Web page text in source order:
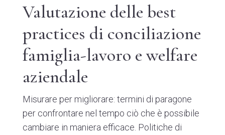
Valutazione delle best
practices di conciliazione
famiglia-lavoro e welfare
aziendale
Misurare per migliorare: termini di paragone
per confrontare nel tempo ciò che è possibile
cambiare in maniera efficace. Politiche di